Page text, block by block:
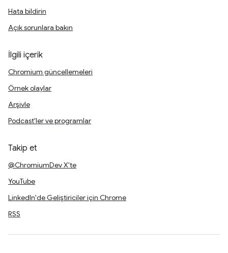
Hata bildirin
Açık sorunlara bakın
İlgili içerik
Chromium güncellemeleri
Örnek olaylar
Arşivle
Podcast'ler ve programlar
Takip et
@ChromiumDev X'te
YouTube
LinkedIn'de Geliştiriciler için Chrome
RSS